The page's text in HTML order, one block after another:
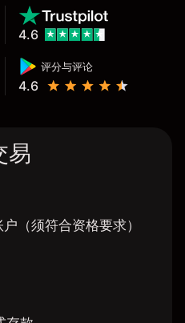
评分与评论
4.6
4.6
易
（须符合资格要求）